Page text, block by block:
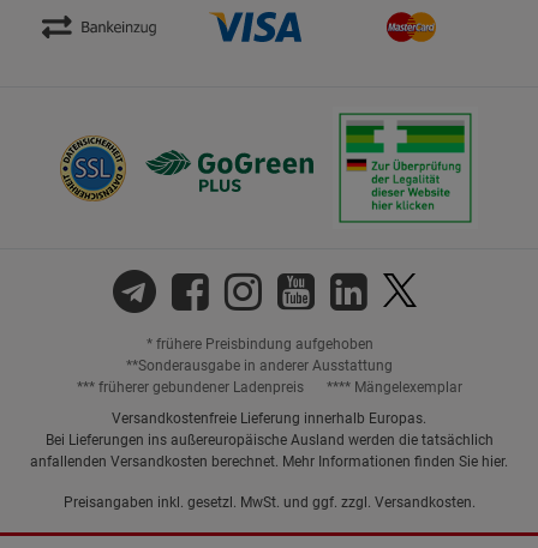
* frühere Preisbindung aufgehoben
**Sonderausgabe in anderer Ausstattung
*** früherer gebundener Ladenpreis
**** Mängelexemplar
Versandkostenfreie Lieferung innerhalb Europas.
Bei Lieferungen ins außereuropäische Ausland werden die tatsächlich
anfallenden Versandkosten berechnet. Mehr Informationen finden Sie hier.
Preisangaben inkl. gesetzl. MwSt. und ggf. zzgl. Versandkosten.